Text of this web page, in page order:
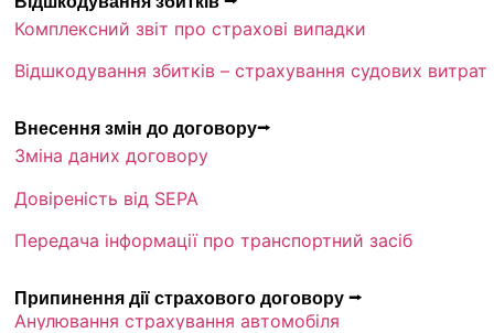
Комплексний звіт про страхові випадки
Відшкодування збитків – страхування судових витрат
Внесення змін до договору⭢
Зміна даних договору
Довіреність від SEPA
Передача інформації про транспортний засіб
Припинення дії страхового договору ⭢
Анулювання страхування автомобіля